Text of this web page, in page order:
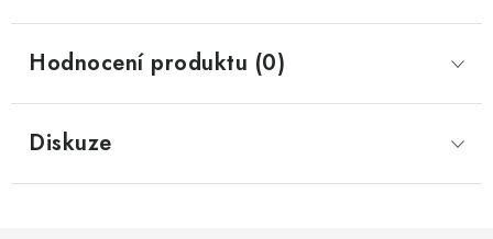
Hodnocení produktu (0)
Diskuze